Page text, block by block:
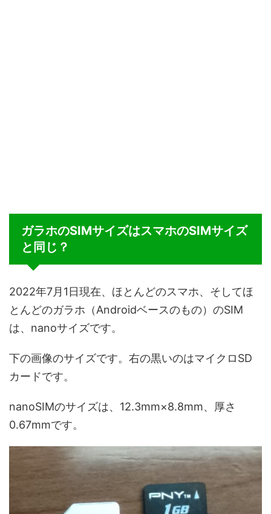
ガラホのSIMサイズはスマホのSIMサイズ
と同じ？
2022年7月1日現在、ほとんどのスマホ、そしてほ
とんどのガラホ（Androidベースのもの）のSIM
は、nanoサイズです。
下の画像のサイズです。右の黒いのはマイクロSD
カードです。
nanoSIMのサイズは、12.3mm×8.8mm、厚さ
0.67mmです。